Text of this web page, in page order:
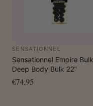
SENSATIONNEL
Sensationnel Empire
Deep Body Bulk 22"
€74,95